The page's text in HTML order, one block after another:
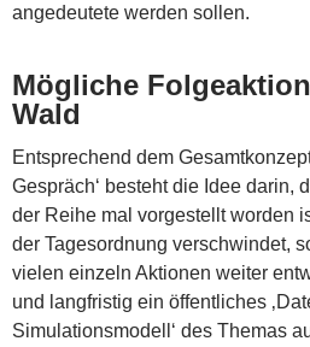
angedeutete werden sollen.
Mögliche
Wald
Entsprechend dem
Gespräch‘ besteht die Idee darin,
der Reihe mal vorgestellt worden
der Tagesordnung verschwindet,
vielen einzeln Aktionen weiter
und langfristig ein öffentliches
Simulationsmodell‘ des Themas